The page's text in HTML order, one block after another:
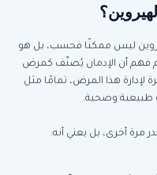
ليس ممكنًا فحسب، بل هو
فهم أن الإدمان يُصنّف كمرض
لإدارة هذا المرض، تمامًا مثل
طبيعية وصحية.
مرة أخرى، بل يعني أنه: